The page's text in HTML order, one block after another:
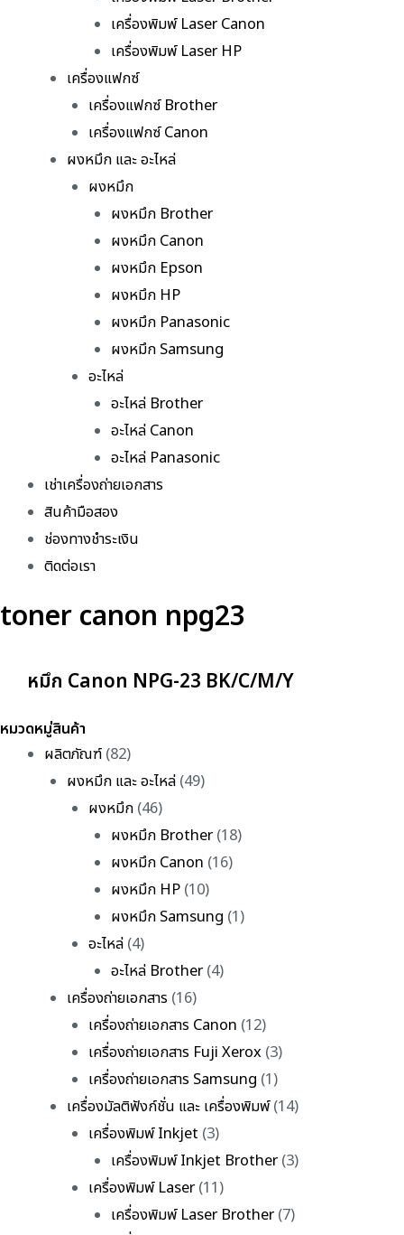
เครื่องพิมพ์ Laser Canon
เครื่องพิมพ์ Laser HP
เครื่องแฟกซ์
เครื่องแฟกซ์ Brother
เครื่องแฟกซ์ Canon
ผงหมึก และ อะไหล่
ผงหมึก
ผงหมึก Brother
ผงหมึก Canon
ผงหมึก Epson
ผงหมึก HP
ผงหมึก Panasonic
ผงหมึก Samsung
อะไหล่
อะไหล่ Brother
อะไหล่ Canon
อะไหล่ Panasonic
เช่าเครื่องถ่ายเอกสาร
สินค้ามือสอง
ช่องทางชำระเงิน
ติดต่อเรา
toner canon npg23
หมึก Canon NPG-23 BK/C/M/Y
หมวดหมู่สินค้า
ผลิตภัณฑ์ (82)
ผงหมึก และ อะไหล่(49)
ผงหมึก (46)
ผงหมึก Brother(18)
ผงหมึก Canon (16)
ผงหมึก HP (10)
ผงหมึก Samsung (1)
อะไหล่ (4)
อะไหล่ Brother(4)
เครื่องถ่ายเอกสาร (16)
เครื่องถ่ายเอกสาร Canon (12)
เครื่องถ่ายเอกสาร Fuji Xerox (3)
เครื่องถ่ายเอกสาร Samsung (1)
เครื่องมัลติฟังก์ชั่น และ เครื่องพิมพ์(14)
เครื่องพิมพ์ Inkjet (3)
เครื่องพิมพ์ Inkjet Brother(3)
เครื่องพิมพ์ Laser(11)
เครื่องพิมพ์ Laser Brother(7)